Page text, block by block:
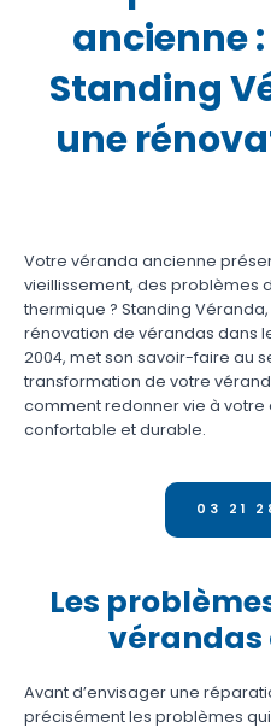
ancienne
Standing
une
Votre véranda ancienne
vieillissement, des problèmes
thermique ? Standing
rénovation de vérandas dans
2004, met son savoir-faire au
transformation de votre
comment redonner vie à votre
confortable et durable.
03 21
Les
vérandas
Avant d’envisager une
précisément les problèmes